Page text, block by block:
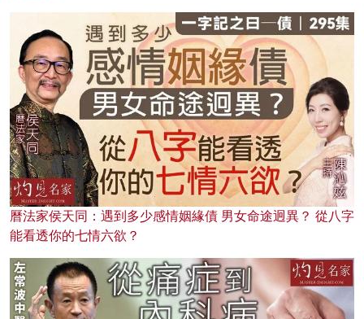
曆法家侯天同：遇到多少感情姻緣債 男女命途迥異？ 從八字
能看透你的七情六欲？